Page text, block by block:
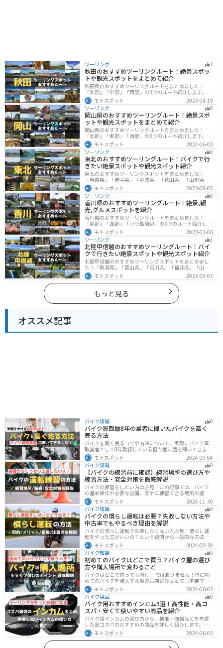
ツーリング 1
秋田のおすすめツーリングルート！絶景スポッ
トや観光スポットをまとめて紹介
秋田県のおすすめツーリングルートをまとめました！
「北部」「中部」「西部」の3つのルート紹介します。自
然豊かな山々や湖、温泉地が点在し、四季折々の景色を
楽しめるスポットが多数あります。バイクで秋田県にツ
ーリングに行く際は参考にしてください。
モトスポット
2023-04-19
ツーリング
0
岡山県のおすすめツーリングルート！絶景スポ
ットや観光スポットをまとめて紹介
岡山県のおすすめツーリングルートをまとめました！
「北部」「東部」「南部」の3つのルート紹介します。岡
山市や倉敷市など、歴史ある街並みも魅力的で、バイク
ツーリングに最適なスポットが多数あります。バイクで
岡山県にツーリングに行く際は参考にしてください。
モトスポット
2024-06-03
ツーリング
0
東北のおすすめツーリングルート！バイクで行
きたい絶景スポットや観光スポット紹介
東北のおすすめツーリングスポットをまとめました！
「青森県」「岩手県」「宮城県」「秋田県」「山形県」
「福島県」の各県の観光地紹介します。自然豊かな山々
や湖、温泉地が点在し、四季折々の景色を楽しめるスポ
ットが多数あります。バイクで東北にツーリングに行く
際は参考にしてください。
モトスポット
2023-09-05
ツーリング
0
香川県のおすすめツーリングルート！絶景,観
光,グルメスポットを紹介
香川県のおすすめツーリングルートをまとめました！
「東部」「西部」「小豆島周辺」の3つのルート紹介しま
す。自然豊かな山から海、絶品グルメを満喫するツーリ
ングができます。バイクで香川県にツーリングに行く際
は参考にしてください。
モトスポット
2023-03-06
ツーリング
1
北陸甲信越のおすすめツーリングルート！バイ
クで行きたい絶景スポットや観光スポット紹介
北陸甲信越のおすすめツーリングスポットをまとめまし
た！「新潟県」「富山県」「石川県」「福井県」「山梨
県」「長野県」の各県の観光地紹介します。自然豊かな
山々や湖、温泉地が点在し、四季折々の景色を楽しめる
スポットが多数あります。バイクで北陸甲信越にツーリ
ングに行く際は参考にしてください。
モトスポット 2023-09-07
もっと見る
オススメ記事
バイク知識 0
バイク買取歴8年の業者に聞いたバイクを高く
売る方法
バイクを高く売るコツや方法について、実際にバイク買
取業者として8年勤務している担当者に話を聞いてきまし
た！高く買い取ってもらえるバイクの特徴や業者がどの
くらい利益を上乗せしているかなど、バイクを売ろうと
している人は必見の内容になっています。
モトスポット
2024-09-04
バイク知識
0
【バイクの練習前に確認】練習場所の選び方や
練習方法・安全対策を徹底解説
バイクの練習をしたい方は必見！この記事では、バイク
の基本操作や必要な装備、安全に練習できる場所の選び
方や練習方法を解説しています。実は、バイクの点検や
整備、基本的な練習をバランスよく行うことが大切で
す。この記事を読めば、安全で快適にバイク練習を行う
方法がわかります。
モトスポット
2024-11-30
バイク知識
0
バイクの慣らし運転は必要？失敗しない方法や
中古車でもやるべき理由を解説
バイクの慣らし運転で失敗したくない人必見！慣らし運
転をやった方がいいの？という疑問から一般的な方法、
メーカ推奨の方法まで具体的に解説します。注意点や中
古車でもやった方がいいのか慣らし運転後にやるべきこ
ともまとめたので、これからバイクを買おうとしている
人は参考にしてください。
モトスポット
2024-09-30
バイク知識
0
初めてのバイクはどこで買う？バイク屋の選び
方や購入場所で変わること
バイクはどこで買っても同じ…ではありません！特に初
めてのバイクを購入する際のお店選びはとても重要で
す。どんなお店で購入するのがベストなのか？失敗しな
いお店選びのポイントをまとめます。
モトスポット
2024-06-03
バイク用品
0
バイク用おすすめインカム9選！高性能・高コ
スパ・安くて使いやすい商品を紹介
バイク用インカムの選び方から、機能・価格などを考慮
した高コスパのおすすめの商品を詳しく紹介します。初
心者からベテランライダーまで、マスツーやソロツーに
適した最適なインカムを見つけるための参考にしてくだ
さい。
モトスポット 2024-06-03